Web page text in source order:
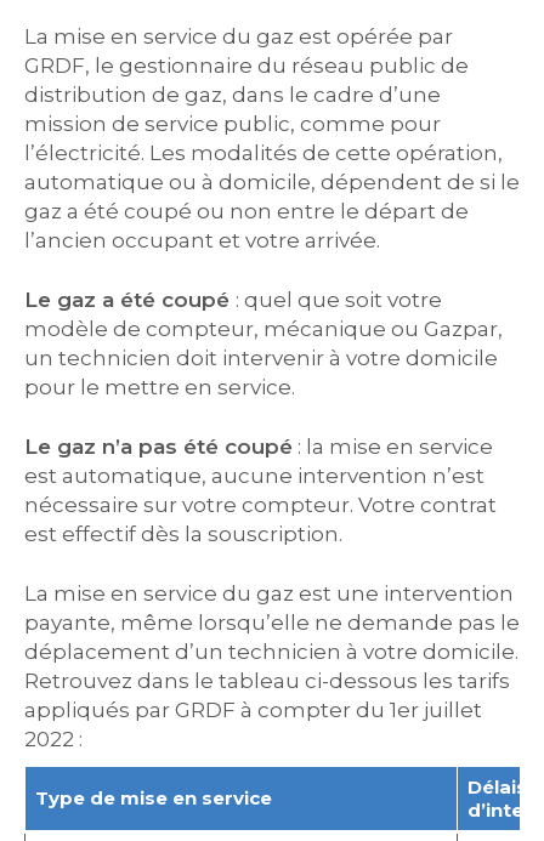
La mise en service du gaz est opérée par
GRDF, le gestionnaire du réseau public de
distribution de gaz, dans le cadre d’une
mission de service public, comme pour
l’électricité. Les modalités de cette opération,
automatique ou à domicile, dépendent de si le
gaz a été coupé ou non entre le départ de
l’ancien occupant et votre arrivée.
Le gaz a été coupé : quel que soit votre
modèle de compteur, mécanique ou Gazpar,
un technicien doit intervenir à votre domicile
pour le mettre en service.
Le gaz n’a pas été coupé : la mise en service
est automatique, aucune intervention n’est
nécessaire sur votre compteur. Votre contrat
est effectif dès la souscription.
La mise en service du gaz est une intervention
payante, même lorsqu’elle ne demande pas le
déplacement d’un technicien à votre domicile.
Retrouvez dans le tableau ci-dessous les tarifs
appliqués par GRDF à compter du 1er juillet
2022 :
Type de mise en service
Délais